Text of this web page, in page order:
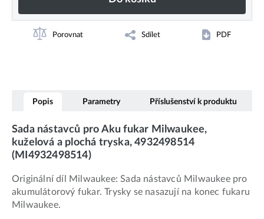
Porovnat Sdílet PDF
Popis Parametry Příslušenství k produktu
Sada nástavců pro Aku fukar Milwaukee,
kuželová a plochá tryska, 4932498514
(MI4932498514)
Originální díl Milwaukee: Sada nástavců Milwaukee pro
akumulátorový fukar. Trysky se nasazují na konec fukaru
Milwaukee.